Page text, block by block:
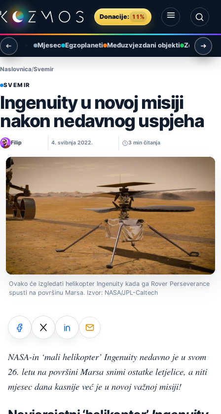
Preskoči na sadržaj
Donacije: 11%
Otvori izbornik
Otvori pretragu
Mjesec Egzoplaneti Međuzvjezdani objekti Zemlja i
Naslovnica Svemir
SVEMIR
Ingenuity u novoj misiji
nakon nedavnog uspjeha
Filip 4. svibnja 2022. 3 min čitanja
Ovako će izgledati helikopter Ingenuity kada ga Rover Perseverance
spusti na površinu Marsa. Izvor: NASA/JPL-Caltech
NASA-in ‘mali helikopter’ Ingenuity nedavno je u svom
26. letu na površini Marsa snimi ostatke letjelice, a niti
mjesec dana kasnije već je u novoj važnoj misiji!